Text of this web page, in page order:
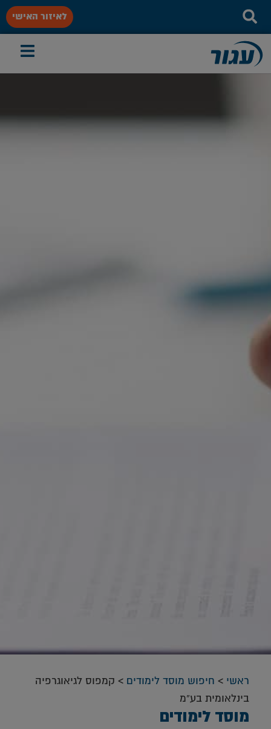
לאיזור האישי
ראשי > חיפוש מוסד לימודים > קמפוס לגיאוגרפיה
בינלאומית בע”מ
מוסד לימודים